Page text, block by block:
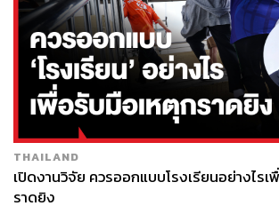
ABOUT THE
ฐิภา นววัฒนทรัพย์
ประธานเจ้าหน้าที่บริหาร
THAILAND
เปิดงานวิจัย ควรออกแบบโรงเรียนอย่างไร
ราดยิง